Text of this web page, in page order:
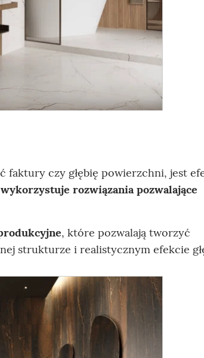
faktury czy głębię powierzchni, jest
rozwiązania pozwalające
, które pozwalają tworzyć
strukturze i realistycznym efekcie